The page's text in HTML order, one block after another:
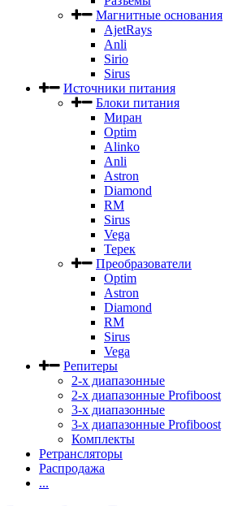
Магнитные основания
AjetRays
Anli
Sirio
Sirus
Источники питания
Блоки питания
Миран
Optim
Alinko
Anli
Astron
Diamond
RM
Sirus
Vega
Терек
Преобразователи
Optim
Astron
Diamond
RM
Sirus
Vega
Репитеры
2-х диапазонные
2-х диапазонные Profiboost
3-х диапазонные
3-х диапазонные Profiboost
Комплекты
Ретрансляторы
Распродажа
...